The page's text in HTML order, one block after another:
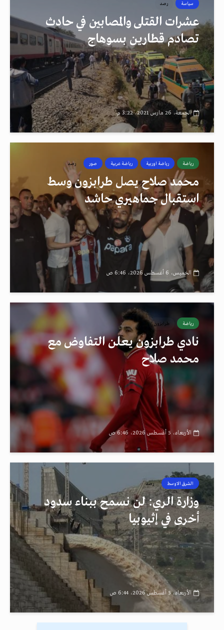
سياسة رصد
عشرات القتلى والمصابين في حادث
تصادم قطارين بسوهاج
الجمعة، 26 مارس 2021، 3:22 م
رياضة رياضة اوربية رياضة عربية صور رصد
محمد صلاح يصل طرابزون وسط
استقبال جماهيري حاشد
الخميس، 6 أغسطس 2026، 6:46 ص
رياضة طرابزون
نادي طرابزون يعلن التفاوض مع
محمد صلاح
الأربعاء، 5 أغسطس 2026، 6:46 ص
الشرق الاوسط رصد
وزارة الري: لن نسمح ببناء سدود
أخرى في إثيوبيا
الأربعاء، 5 أغسطس 2026، 6:44 ص